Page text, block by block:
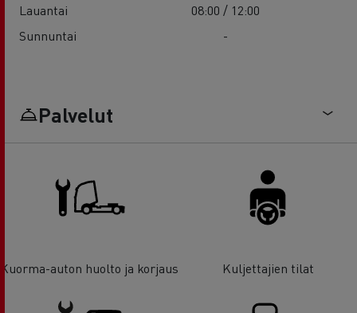
Lauantai
08:00 / 12:00
Sunnuntai
-
Palvelut
Kuorma-auton huolto ja korjaus Kuljettajien tilat